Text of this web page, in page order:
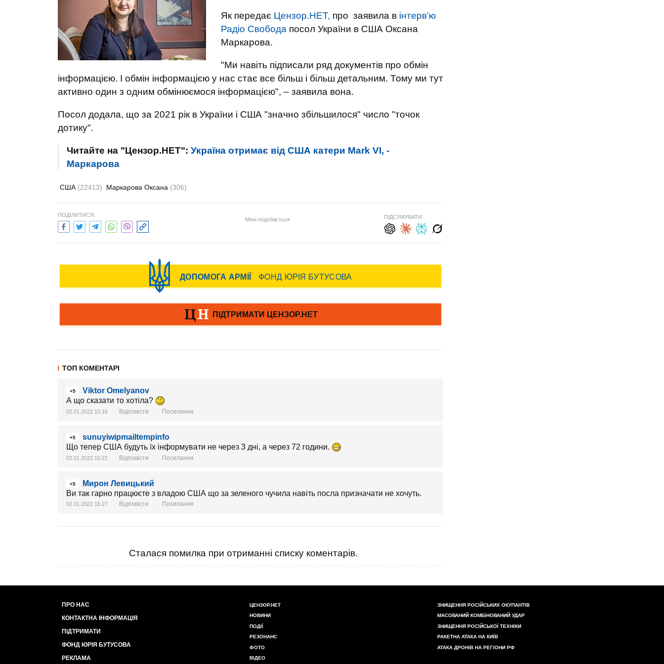
Як передає Цензор.НЕТ, про заявила в інтерв’ю
Радіо Свобода посол України в США Оксана
Маркарова.
"Ми навіть підписали ряд документів про обмін
інформацією. І обмін інформацією у нас стає все більш і більш детальним. Тому ми тут
активно один з одним обмінюємося інформацією", – заявила вона.
Посол додала, що за 2021 рік в України і США "значно збільшилося" число "точок
дотику".
Читайте на "Цензор.НЕТ": Україна отримає від США катери Mark VI, -
Маркарова
США (22413) Маркарова Оксана (306)
ПОДІЛИТИСЯ:
Мені подобається ПІДСУМУВАТИ:
ТОП КОМЕНТАРІ
+5
Viktor Omelyanov
А що сказати то хотіла?
02.01.2022 15:16 Відповісти Посилання
+5
sunuyiwipmailtempinfo
Що тепер США будуть їх інформувати не через 3 дні, а через 72 години.
02.01.2022 15:21 Відповісти Посилання
+5
Мирон Левицький
Ви так гарно працюєте з владою США що за зеленого чучила навіть посла призначати не хочуть.
02.01.2022 15:27 Відповісти Посилання
Сталася помилка при отриманні списку коментарів.
ПРО НАС
КОНТАКТНА ІНФОРМАЦІЯ
ПІДТРИМАТИ
ФОНД ЮРІЯ БУТУСОВА
РЕКЛАМА
ЦЕНЗОР.НЕТ
НОВИНИ
ПОДІЇ
РЕЗОНАНС
ФОТО
ВІДЕО
ЗНИЩЕННЯ РОСІЙСЬКИХ ОКУПАНТІВ
МАСОВАНИЙ КОМБІНОВАНИЙ УДАР
ЗНИЩЕННЯ РОСІЙСЬКОЇ ТЕХНІКИ
РАКЕТНА АТАКА НА КИЇВ
АТАКА ДРОНІВ НА РЕГІОНИ РФ